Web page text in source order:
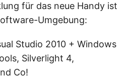
für das neue Handy ist
Umgebung:
Studio 2010 + Windows
Silverlight 4,
Co!